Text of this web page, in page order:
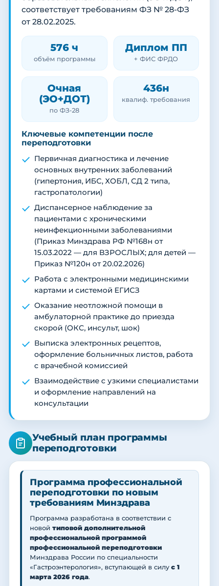
соответствует требованиям ФЗ № 28-ФЗ
от 28.02.2025.
576 ч
объём программы
Диплом ПП
+ ФИС ФРДО
Очная
(ЭО+ДОТ)
по ФЗ-28
436н
квалиф. требования
Ключевые компетенции после
переподготовки
Первичная диагностика и лечение
основных внутренних заболеваний
(гипертония, ИБС, ХОБЛ, СД 2 типа,
гастропатологии)
Диспансерное наблюдение за
пациентами с хроническими
неинфекционными заболеваниями
(Приказ Минздрава РФ №168н от
15.03.2022 — для ВЗРОСЛЫХ; для детей —
Приказ №120н от 20.02.2026)
Работа с электронными медицинскими
картами и системой ЕГИСЗ
Оказание неотложной помощи в
амбулаторной практике до приезда
скорой (ОКС, инсульт, шок)
Выписка электронных рецептов,
оформление больничных листов, работа
с врачебной комиссией
Взаимодействие с узкими специалистами
и оформление направлений на
консультации
Учебный план программы
переподготовки
Программа профессиональной
переподготовки по новым
требованиям Минздрава
Программа разработана в соответствии с
новой типовой дополнительной
профессиональной программой
профессиональной переподготовки
Минздрава России по специальности
«Гастроэнтерология», вступающей в силус 1
марта 2026 года.